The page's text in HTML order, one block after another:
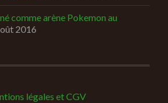
comme arène Pokemon au
2016
légales et CGV